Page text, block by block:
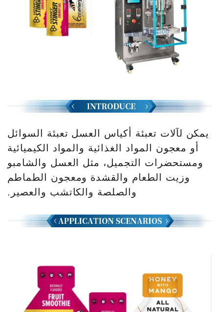
يمكن لآلات تعبئة أكياس العسل تعبئة السوائل
أو معجون المواد الغذائية والمواد الكيميائية
ومستحضرات التجميل، مثل العسل والشامبو
وزيت الطعام والقشدة ومعجون الطماطم
والصلصة والكاتشب والعصير.